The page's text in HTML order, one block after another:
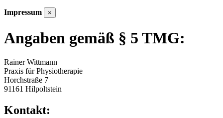
Impressum ×
Angaben gemäß § 5 TMG:
Rainer Wittmann
Praxis für Physiotherapie
Horchstraße 7
91161 Hilpoltstein
Kontakt: